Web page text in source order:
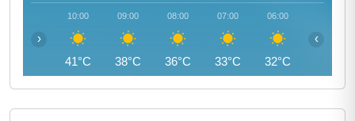
06:00
32°C
07:00
33°C
08:00
36°C
09:00
38°C
10:00
41°C
‹ ›